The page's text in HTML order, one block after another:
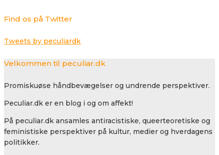
Find os på Twitter
Tweets by peculiardk
Velkommen til peculiar.dk
Promiskuøse håndbevægelser og undrende perspektiver.
Peculiar.dk er en blog i og om affekt!
På peculiar.dk ansamles antiracistiske, queerteoretiske og
feministiske perspektiver på kultur, medier og hverdagens
politikker.